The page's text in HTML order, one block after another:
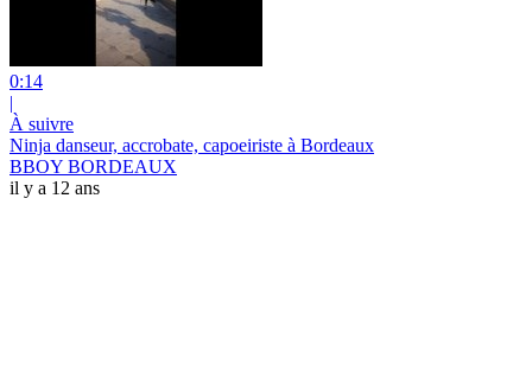
0:14
|
À suivre
Ninja danseur, accrobate, capoeiriste à Bordeaux
BBOY BORDEAUX
il y a 12 ans